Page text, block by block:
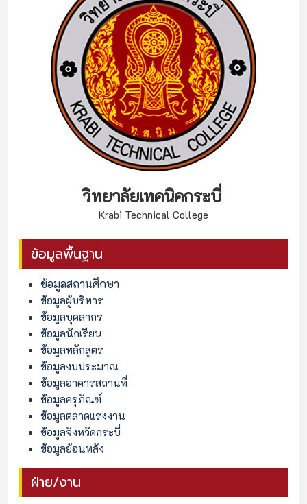
วิทยาลัยเทคนิคกระบี่
Krabi Technical College
ข้อมูลพื้นฐาน
ข้อมูลสถานศึกษา
ข้อมูลผู้บริหาร
ข้อมูลบุคลากร
ข้อมูลนักเรียน
ข้อมูลหลักสูตร
ข้อมูลงบประมาณ
ข้อมูลอาคารสถานที่
ข้อมูลครุภัณฑ์
ข้อมูลตลาดแรงงาน
ข้อมูลจังหวัดกระบี่
ข้อมูลย้อนหลัง
ฝ่าย/งาน